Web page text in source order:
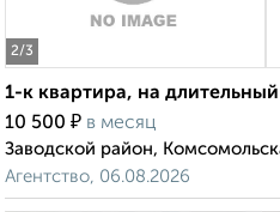
2/3
1-к квартира, на
10 500 ₽ в месяц
Заводской район,
Агентство, 06.08.2026